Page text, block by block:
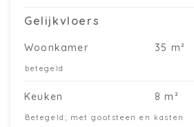
Gelijkvloers
Woonkamer 35 m²
betegeld
Keuken 8 m²
Betegeld; met gootsteen en kasten